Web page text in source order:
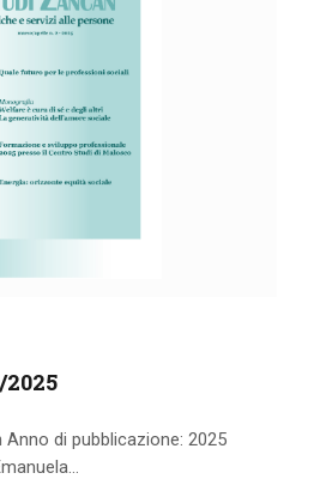
Anno di pubblicazione: 2025